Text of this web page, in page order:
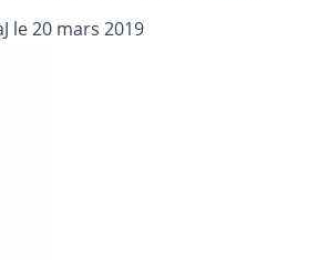
protégé, renvoyant l’affaire
d’Aix-en-Provence, à la satisfaction
le20 mars 2019